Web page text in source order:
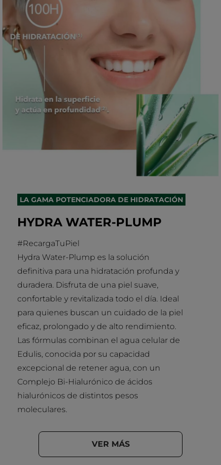
LA GAMA POTENCIADORA DE HIDRATACIÓN
HYDRA WATER-PLUMP
#RecargaTuPiel
Hydra Water-Plump es la solución
definitiva para una hidratación profunda y
duradera. Disfruta de una piel suave,
confortable y revitalizada todo el día. Ideal
para quienes buscan un cuidado de la piel
eficaz, prolongado y de alto rendimiento.
Las fórmulas combinan el agua celular de
Edulis, conocida por su capacidad
excepcional de retener agua, con un
Complejo Bi-Hialurónico de ácidos
hialurónicos de distintos pesos
moleculares.
VER MÁS